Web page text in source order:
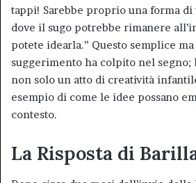
tappi! Sarebbe proprio una forma
dove il sugo potrebbe rimanere
potete idearla.” Questo semplice
suggerimento ha colpito nel segno;
non solo un atto di creatività
esempio di come le idee possano
contesto.
La Risposta di